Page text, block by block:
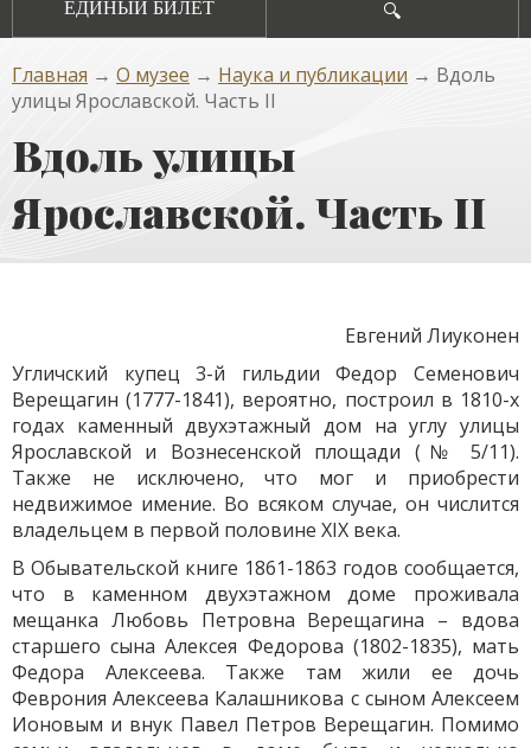
ЕДИНЫЙ БИЛЕТ 🔍
Главная → О музее → Наука и публикации → Вдоль
улицы Ярославской. Часть II
Вдоль улицы
Ярославской. Часть II
Евгений Лиуконен
Угличский купец 3-й гильдии Федор Семенович
Верещагин (1777-1841), вероятно, построил в 1810-х
годах каменный двухэтажный дом на углу улицы
Ярославской и Вознесенской площади (№ 5/11).
Также не исключено, что мог и приобрести
недвижимое имение. Во всяком случае, он числится
владельцем в первой половине XIX века.
В Обывательской книге 1861-1863 годов сообщается,
что в каменном двухэтажном доме проживала
мещанка Любовь Петровна Верещагина – вдова
старшего сына Алексея Федорова (1802-1835), мать
Федора Алексеева. Также там жили ее дочь
Феврония Алексеева Калашникова с сыном Алексеем
Ионовым и внук Павел Петров Верещагин. Помимо